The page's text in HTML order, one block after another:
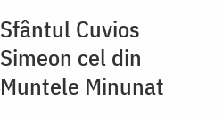
Sfântul Cuvios
Simeon cel din
Muntele Minunat